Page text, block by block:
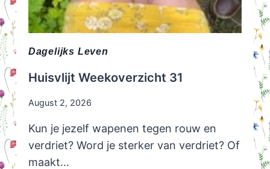
Dagelijks Leven
Huisvlijt Weekoverzicht 31
August 2, 2026
Kun je jezelf wapenen tegen rouw en
verdriet? Word je sterker van verdriet? Of
maakt…